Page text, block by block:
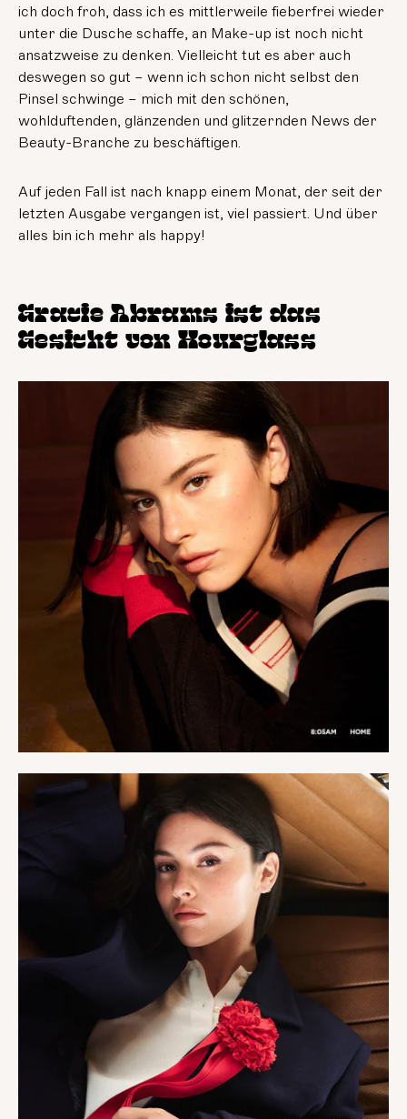
ich doch froh, dass ich es mittlerweile fieberfrei wieder
unter die Dusche schaffe, an Make-up ist noch nicht
ansatzweise zu denken. Vielleicht tut es aber auch
deswegen so gut – wenn ich schon nicht selbst den
Pinsel schwinge – mich mit den schönen,
wohlduftenden, glänzenden und glitzernden News der
Beauty-Branche zu beschäftigen.
Auf jeden Fall ist nach knapp einem Monat, der seit der
letzten Ausgabe vergangen ist, viel passiert. Und über
alles bin ich mehr als happy!
Gracie Abrams ist das
Gesicht von Hourglass